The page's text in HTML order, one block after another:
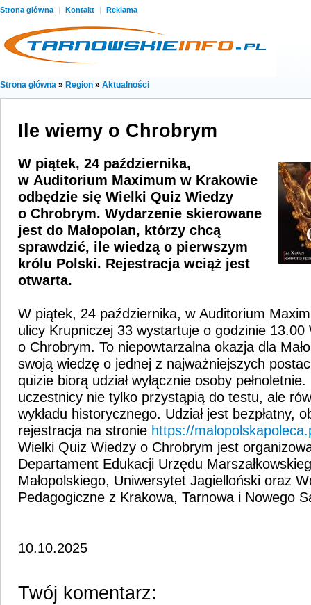
Strona główna | Kontakt | Reklama
Strona główna » Region » Aktualności
Ile wiemy o Chrobrym
W piątek, 24 października,
w Auditorium Maximum w Krakowie
odbędzie się Wielki Quiz Wiedzy
o Chrobrym. Wydarzenie skierowane
jest do Małopolan, którzy chcą
sprawdzić, ile wiedzą o pierwszym
królu Polski. Rejestracja wciąż jest
otwarta.
W piątek, 24 października, w Auditorium
ulicy Krupniczej 33 wystartuje o godzinie 13.00
o Chrobrym. To niepowtarzalna okazja dla
swoją wiedzę o jednej z najważniejszych
quizie biorą udział wyłącznie osoby
uczestnicy nie tylko przystąpią do testu, ale
wykładu historycznego. Udział jest bezpłatny,
rejestracja na stronie https://
Wielki Quiz Wiedzy o Chrobrym jest
Departament Edukacji Urzędu
Małopolskiego, Uniwersytet Jagielloński oraz
Pedagogiczne z Krakowa, Tarnowa i Nowego
10.10.2025
Twój komentarz: